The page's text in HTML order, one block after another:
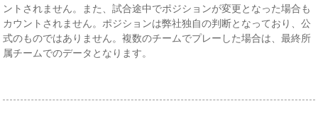
ントされません。また、試合途中でポジションが変更となった場合も
カウントされません。ポジションは弊社独自の判断となっており、公
式のものではありません。複数のチームでプレーした場合は、最終所
属チームでのデータとなります。